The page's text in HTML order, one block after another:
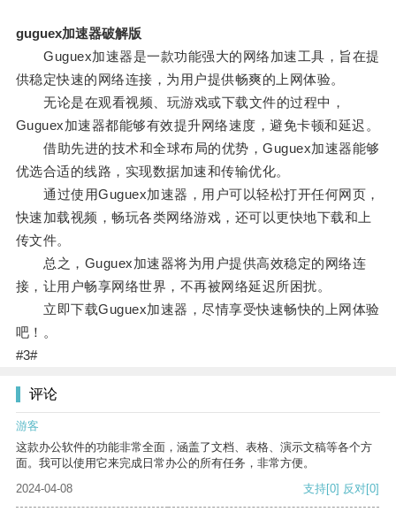
guguex加速器破解版
Guguex加速器是一款功能强大的网络加速工具，旨在提
供稳定快速的网络连接，为用户提供畅爽的上网体验。
无论是在观看视频、玩游戏或下载文件的过程中，
Guguex加速器都能够有效提升网络速度，避免卡顿和延迟。
借助先进的技术和全球布局的优势，Guguex加速器能够
优选合适的线路，实现数据加速和传输优化。
通过使用Guguex加速器，用户可以轻松打开任何网页，
快速加载视频，畅玩各类网络游戏，还可以更快地下载和上
传文件。
总之，Guguex加速器将为用户提供高效稳定的网络连
接，让用户畅享网络世界，不再被网络延迟所困扰。
立即下载Guguex加速器，尽情享受快速畅快的上网体验
吧！。
#3#
评论
游客
这款办公软件的功能非常全面，涵盖了文档、表格、演示文稿等各个方
面。我可以使用它来完成日常办公的所有任务，非常方便。
2024-04-08
支持[0] 反对[0]